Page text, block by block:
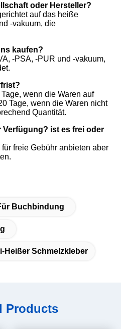
oder Hersteller?
auf das heiße
-vakuum, die
kaufen?
-PSA, -PUR und -vakuum,
wenn die Waren auf
Tage, wenn die Waren nicht
Quantität.
Verfügung? ist es frei oder
freie Gebühr anbieten aber
Buchbindung
Heißer Schmelzkleber
Products